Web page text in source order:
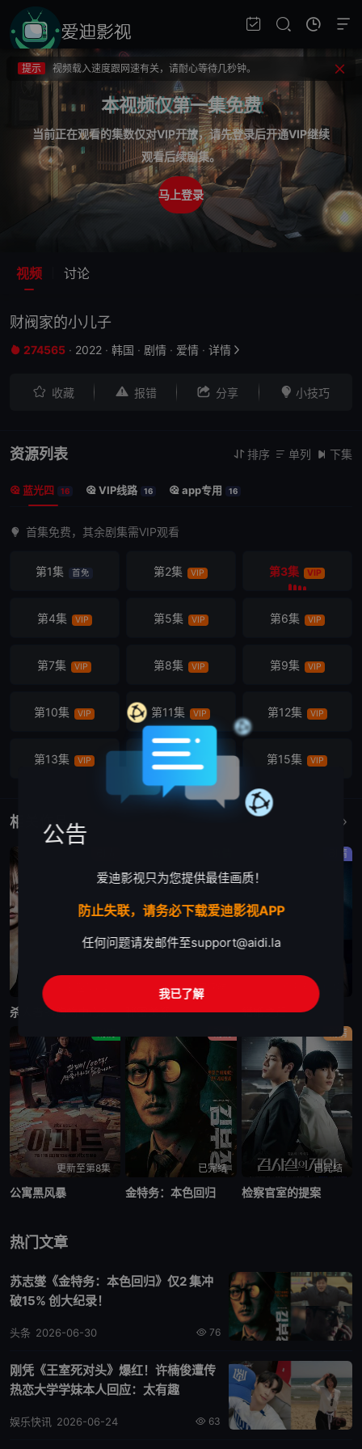
提示
提示
如果无法播放请重新刷新页面，或者切换线路。
提示
视频载入速度跟网速有关，请耐心等待几秒钟。
不要轻易相信视频中的广告，谨防上当受骗!
本视频仅第一集免费
当前正在观看的集数仅对VIP开放，请先登录后开通VIP继续
观看后续剧集。
马上登录
视频 讨论
财阀家的小儿子
 274565 · 2022 · 韩国 · 剧情 · 爱情 · 详情 
 收藏  报错  分享  小技巧
资源列表  排序  单列  下集
 蓝光四 16  VIP线路 16  app专用 16
首集免费，其余剧集需VIP观看
第1集 首免 第2集 VIP 第3集 VIP
第4集 VIP 第5集 VIP 第6集 VIP
第7集 VIP 第8集 VIP 第9集 VIP
第10集 VIP 第11集 VIP 第12集 VIP
第13集 VIP 第14集 第15集 VIP
相关作品
杀人者的购物中心2
已完结
秘密关系
剧情
更新至第10集
婚姻之后
更新至第8集
公寓黑风暴
已完结
金特务：本色回归
剧情
已完结
检察官室的提案
热门文章
苏志燮《金特务：本色回归》仅2 集冲
破15% 创大纪录！
76
头条 2026-06-30
刚凭《王室死对头》爆红！许楠俊遭传
热恋大学学妹本人回应：太有趣
63
娱乐快讯 2026-06-24
公告
爱迪影视只为您提供最佳画质！
防止失联，请务必下载爱迪影视APP
任何问题请发邮件至support@aidi.la
我已了解